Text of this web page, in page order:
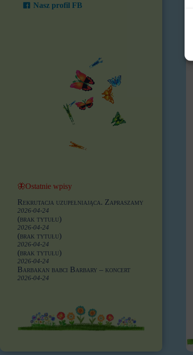
Nasz profil FB
🦋Ostatnie wpisy
Rekrutacja uzupełniająca. Zapraszamy
2026-04-24
(brak tytułu)
2026-04-24
(brak tytułu)
2026-04-24
(brak tytułu)
2026-04-24
Barbakan babci Barbary – koncert
2026-04-24